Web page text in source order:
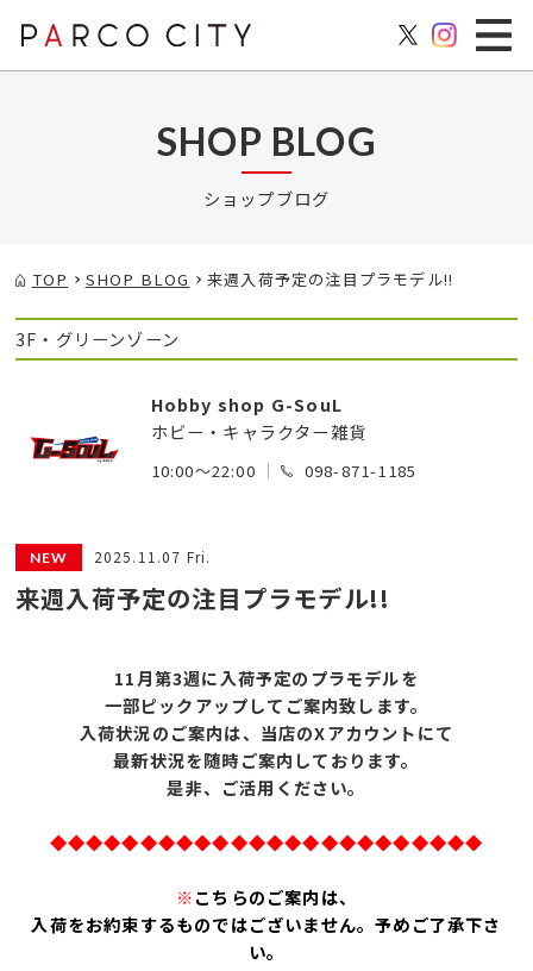
SHOP BLOG
ショップブログ
TOP SHOP BLOG 来週入荷予定の注目プラモデル!!
3F・グリーンゾーン
Hobby shop G-SouL
ホビー・キャラクター雑貨
10:00～22:00 098-871-1185
2025.11.07 Fri.
来週入荷予定の注目プラモデル!!
11月第3週に入荷予定のプラモデルを
一部ピックアップしてご案内致します。
入荷状況のご案内は、 当店のXアカウントにて
最新状況を随時ご案内しております。
是非、ご活用ください。
◆◆◆◆◆◆◆◆◆◆◆◆◆◆◆◆◆◆◆◆◆◆◆◆
※こちらのご案内は、
入荷をお約束するものではございません。予めご了承下さ
い。